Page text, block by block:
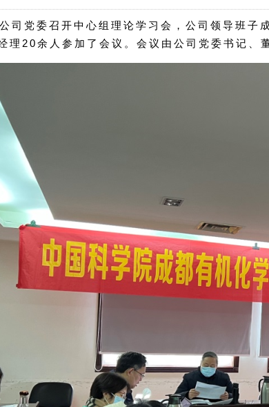
司党委召开中心组理论学习会，公司领导班子
理20余人参加了会议。会议由公司党委书记、